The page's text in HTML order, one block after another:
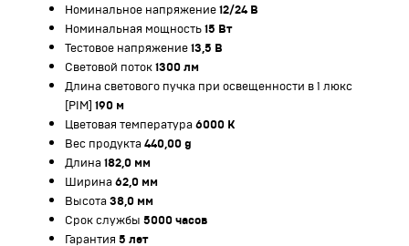
Номинальное напряжение12/24 В
Номинальная мощность15 Вт
Тестовое напряжение13,5 В
Световой поток1300 лм
Длина светового пучка при освещенности в 1 люкс
[PIM] 190 м
Цветовая температура6000 K
Вес продукта440,00 g
Длина182,0 мм
Ширина62,0 мм
Высота38,0 мм
Срок службы 5000 часов
Гарантия 5 лет